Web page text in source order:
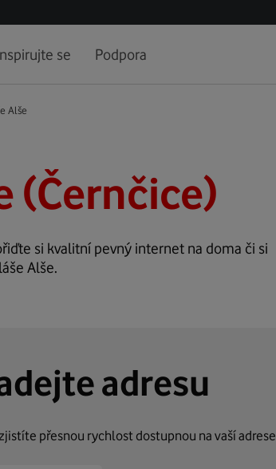
se Podpora
Alše
(Černčice)
si kvalitní pevný internet na doma či si
Alše.
adresu
přesnou rychlost dostupnou na vaší adrese